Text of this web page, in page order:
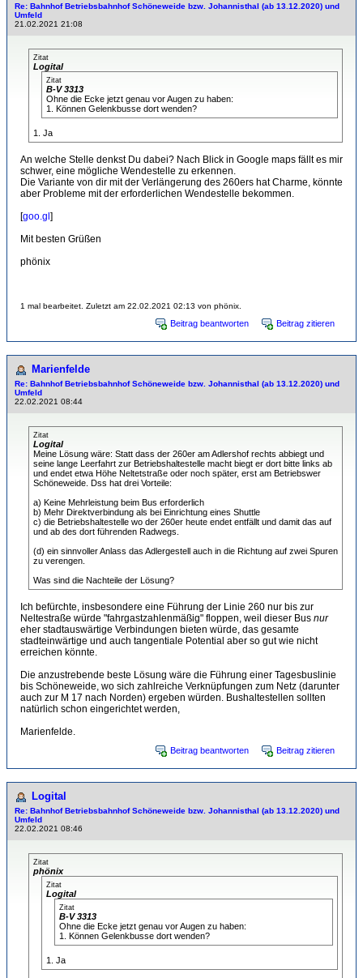
Re: Bahnhof Betriebsbahnhof Schöneweide bzw. Johannisthal (ab 13.12.2020) und
Umfeld
21.02.2021 21:08
Zitat
Logital
Zitat
B-V 3313
Ohne die Ecke jetzt genau vor Augen zu haben:
1. Können Gelenkbusse dort wenden?
1. Ja
An welche Stelle denkst Du dabei? Nach Blick in Google maps fällt es mir
schwer, eine mögliche Wendestelle zu erkennen.
Die Variante von dir mit der Verlängerung des 260ers hat Charme, könnte
aber Probleme mit der erforderlichen Wendestelle bekommen.
[goo.gl]
Mit besten Grüßen
phönix
1 mal bearbeitet. Zuletzt am 22.02.2021 02:13 von phönix.
Beitrag beantworten Beitrag zitieren
Marienfelde
Re: Bahnhof Betriebsbahnhof Schöneweide bzw. Johannisthal (ab 13.12.2020) und
Umfeld
22.02.2021 08:44
Zitat
Logital
Meine Lösung wäre: Statt dass der 260er am Adlershof rechts abbiegt und
seine lange Leerfahrt zur Betriebshaltestelle macht biegt er dort bitte links ab
und endet etwa Höhe Neltetstraße oder noch später, erst am Betriebswer
Schöneweide. Dss hat drei Vorteile:
a) Keine Mehrleistung beim Bus erforderlich
b) Mehr Direktverbindung als bei Einrichtung eines Shuttle
c) die Betriebshaltestelle wo der 260er heute endet entfällt und damit das auf
und ab des dort führenden Radwegs.
(d) ein sinnvoller Anlass das Adlergestell auch in die Richtung auf zwei Spuren
zu verengen.
Was sind die Nachteile der Lösung?
Ich befürchte, insbesondere eine Führung der Linie 260 nur bis zur
Neltestraße würde "fahrgastzahlenmäßig" floppen, weil dieser Bus nur
eher stadtauswärtige Verbindungen bieten würde, das gesamte
stadteinwärtige und auch tangentiale Potential aber so gut wie nicht
erreichen könnte.
Die anzustrebende beste Lösung wäre die Führung einer Tagesbuslinie
bis Schöneweide, wo sich zahlreiche Verknüpfungen zum Netz (darunter
auch zur M 17 nach Norden) ergeben würden. Bushaltestellen sollten
natürlich schon eingerichtet werden,
Marienfelde.
Beitrag beantworten Beitrag zitieren
Logital
Re: Bahnhof Betriebsbahnhof Schöneweide bzw. Johannisthal (ab 13.12.2020) und
Umfeld
22.02.2021 08:46
Zitat
phönix
Zitat
Logital
Zitat
B-V 3313
Ohne die Ecke jetzt genau vor Augen zu haben:
1. Können Gelenkbusse dort wenden?
1. Ja